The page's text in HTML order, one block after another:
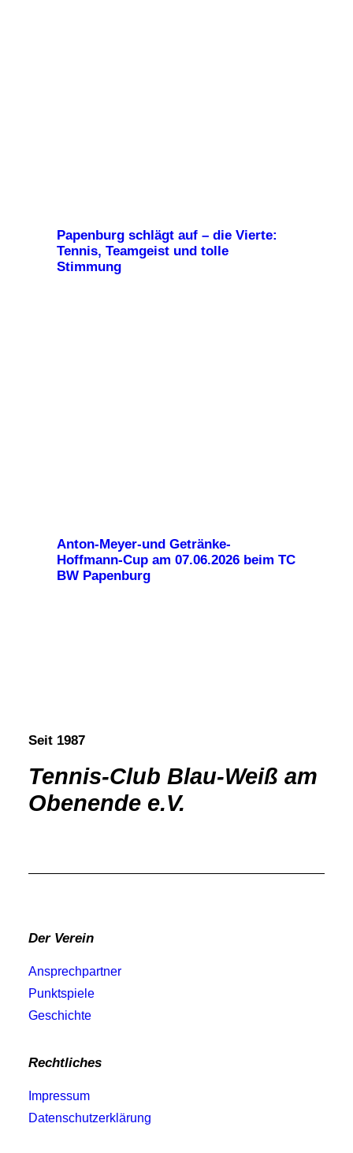
Papenburg schlägt auf – die Vierte:
Tennis, Teamgeist und tolle
Stimmung
Anton-Meyer-und Getränke-
Hoffmann-Cup am 07.06.2026 beim TC
BW Papenburg
Seit 1987
Tennis-Club Blau-Weiß am
Obenende e.V.
Der Verein
Ansprechpartner
Punktspiele
Geschichte
Rechtliches
Impressum
Datenschutzerklärung